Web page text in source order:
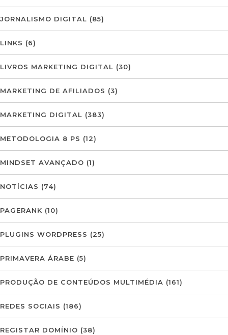
JORNALISMO DIGITAL (85)
LINKS (6)
LIVROS MARKETING DIGITAL (30)
MARKETING DE AFILIADOS (3)
MARKETING DIGITAL (383)
METODOLOGIA 8 PS (12)
MINDSET AVANÇADO (1)
NOTÍCIAS (74)
PAGERANK (10)
PLUGINS WORDPRESS (25)
PRIMAVERA ÁRABE (5)
PRODUÇÃO DE CONTEÚDOS MULTIMÉDIA (161)
REDES SOCIAIS (186)
REGISTAR DOMÍNIO (38)